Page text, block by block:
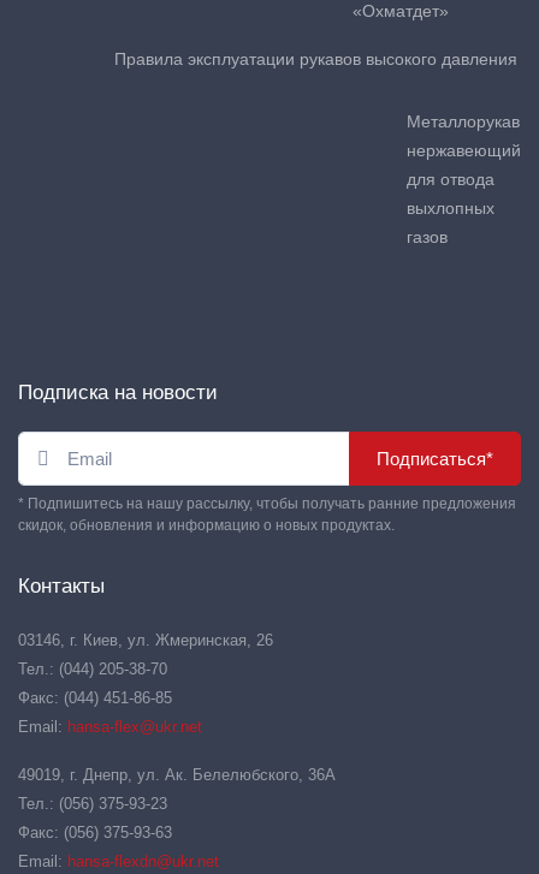
«Охматдет»
Правила эксплуатации рукавов высокого давления
Металлорукав
нержавеющий
для отвода
выхлопных
газов
Подписка на новости
Подписаться*
* Подпишитесь на нашу рассылку, чтобы получать ранние предложения
скидок, обновления и информацию о новых продуктах.
Контакты
03146, г. Киев, ул. Жмеринская, 26
Тел.: (044) 205-38-70
Факс: (044) 451-86-85
Email: hansa-flex@ukr.net
49019, г. Днепр, ул. Ак. Белелюбского, 36А
Тел.: (056) 375-93-23
Факс: (056) 375-93-63
Email: hansa-flexdn@ukr.net